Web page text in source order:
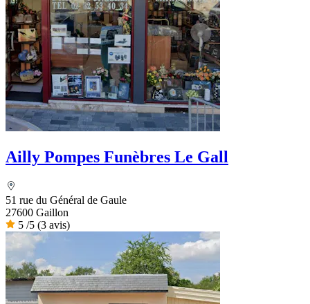
Ailly Pompes Funèbres Le Gall
51 rue du Général de Gaule
27600 Gaillon
5 /5 (3 avis)